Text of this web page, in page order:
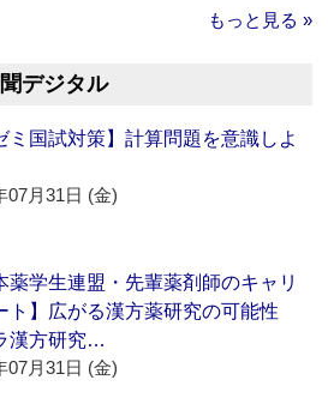
もっと見る »
デジタル
ミ国試対策】計算問題を意識しよ
07月31日 (金)
薬学生連盟・先輩薬剤師のキャリ
ト】広がる漢方薬研究の可能性
漢方研究…
07月31日 (金)